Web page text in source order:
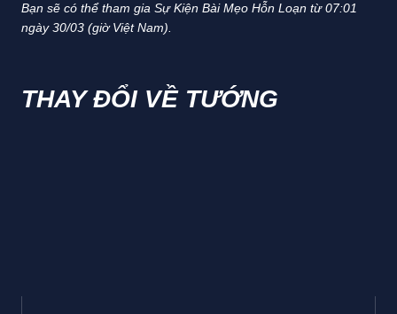
Bạn sẽ có thể tham gia Sự Kiện Bài Mẹo Hỗn Loạn từ 07:01
ngày 30/03 (giờ Việt Nam).
THAY ĐỔI VỀ TƯỚNG